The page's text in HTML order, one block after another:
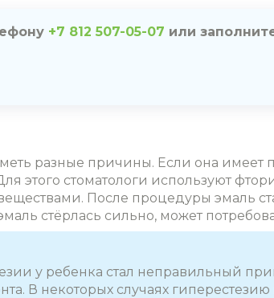
+7 812 507-05-07 или
разные причины. Если она
Для этого стоматологи используют
После процедуры эмаль
стёрлась сильно, может
у ребенка стал неправильный
В некоторых случаях